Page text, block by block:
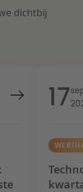
dichtbij
17